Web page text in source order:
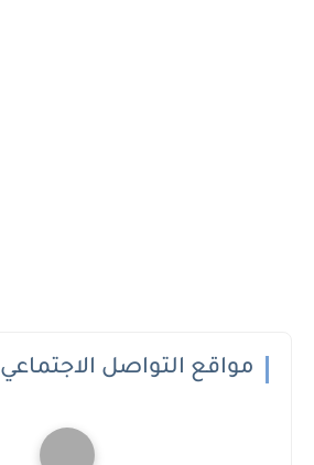
مواقع التواصل الاجتماعي